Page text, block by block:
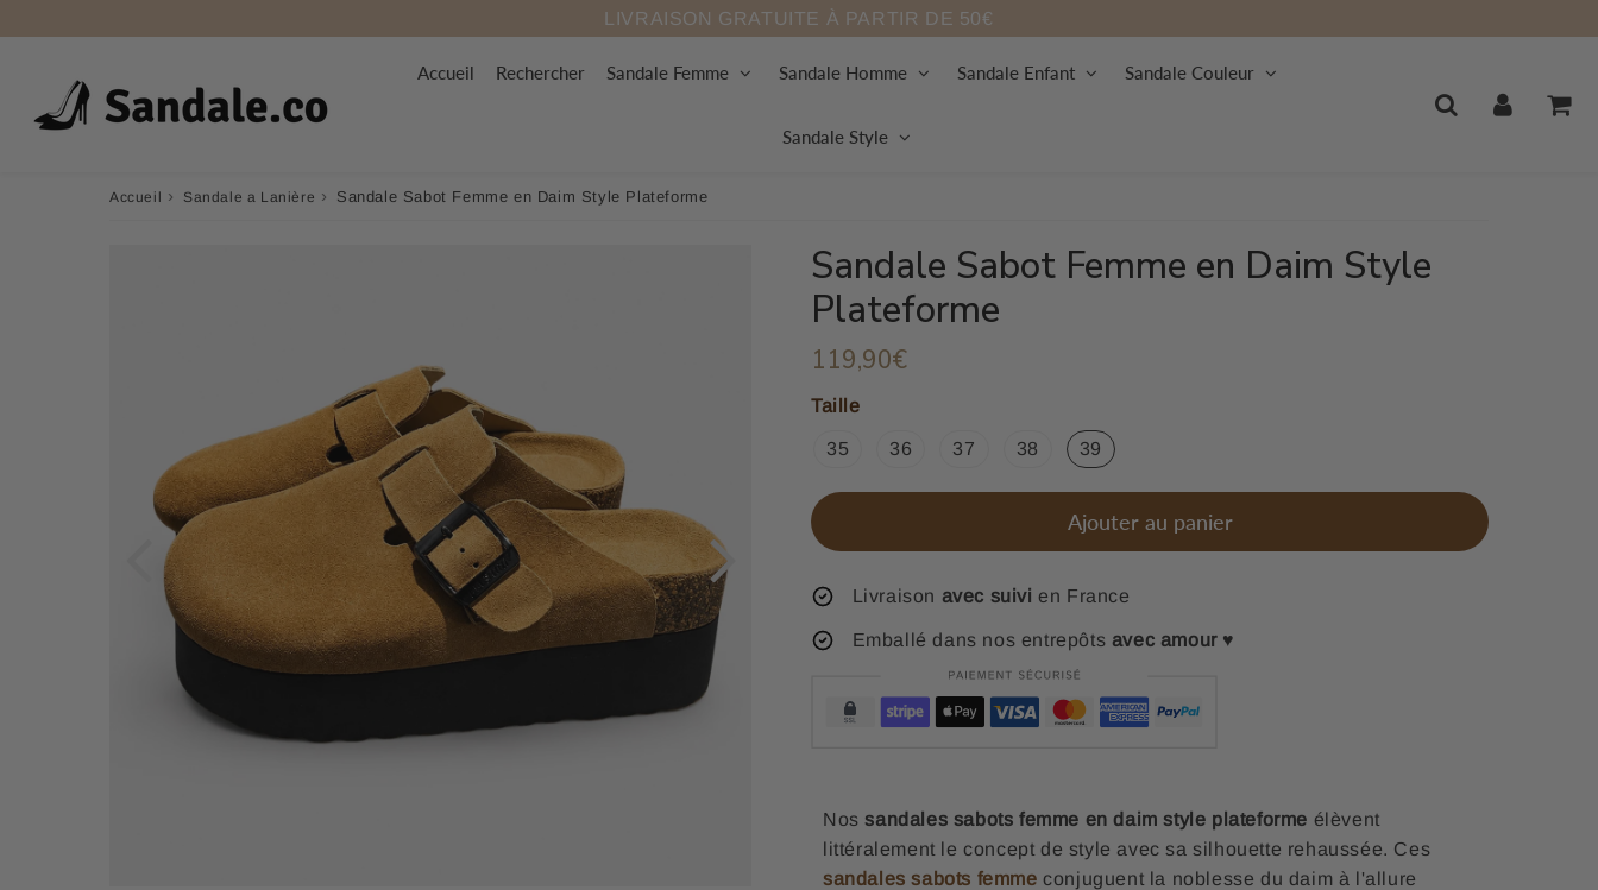
LIVRAISON GRATUITE À PARTIR DE 50€
Accueil Rechercher Sandale Femme Sandale Homme Sandale Enfant Sandale Couleur
Sandale Style
Accueil › Sandale a Lanière › Sandale Sabot Femme en Daim Style Plateforme
Sandale Sabot Femme en Daim Style
Plateforme
119,90€
Taille
35 36 37 38 39
Ajouter au panier
Livraison avec suivi en France
Emballé dans nos entrepôts avec amour ♥
Nossandales sabots femme en daim style plateforme élèvent
littéralement le concept de style avec sa silhouette rehaussée. Ces
sandales sabots femme conjuguent la noblesse du daim à l'allure